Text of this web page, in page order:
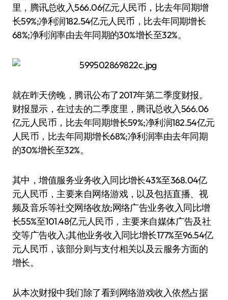
里，腾讯总收入566.06亿元人民币，比去年同期增
长59%;净利润182.54亿元人民币，比去年同期增长
68%;净利润率由去年同期的30%增长至32%。
就在昨天傍晚，腾讯公布了2017年第二季度财报。
财报显示，在过去的二季度里，腾讯总收入566.06
亿元人民币，比去年同期增长59%;净利润182.54亿元
人民币，比去年同期增长68%;净利润率由去年同期
的30%增长至32%。
其中，增值服务业务收入同比增长43%至368.04亿
元人民币，主要来自网络游戏，以及包括直播、视
频及音乐等社交网络收放;网络广告业务收入同比增
长55%至101.48亿元人民币，主要来自媒体广告及社
交等广告收入;其他业务收入同比增长177%至96.54亿
元人民币，该部分则与支付相关以及云服务方面的
增长。
从本次财报中我们除了看到网络游戏收入依然占据